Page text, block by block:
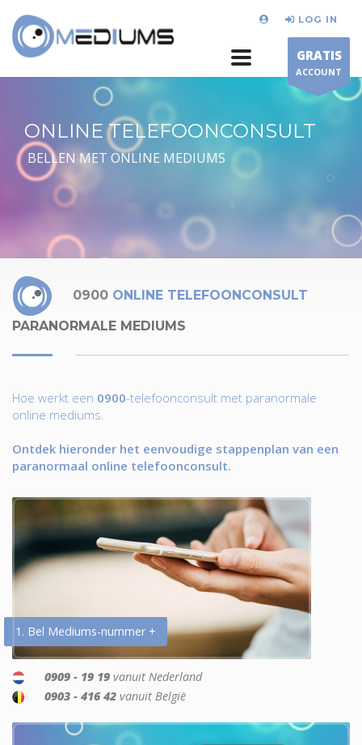
LOG IN
GRATIS
ACCOUNT
ONLINE TELEFOONCONSULT
BELLEN MET ONLINE MEDIUMS
0900 ONLINE TELEFOONCONSULT
PARANORMALE MEDIUMS
Hoe werkt een 0900-telefoonconsult met paranormale
online mediums.
Ontdek hieronder het eenvoudige stappenplan van een
paranormaal online telefoonconsult.
1. Bel Mediums-nummer +
0909 - 19 19 vanuit Nederland
0903 - 416 42 vanuit België